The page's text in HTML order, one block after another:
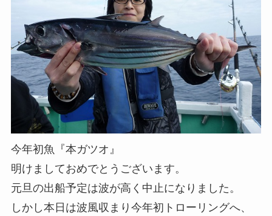
今年初魚『本ガツオ』
明けましておめでとうございます。
元旦の出船予定は波が高く中止になりました。
しかし本日は波風収まり今年初トローリングへ、